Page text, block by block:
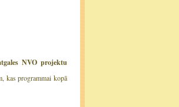
NVO projektu
kas programmai kopā